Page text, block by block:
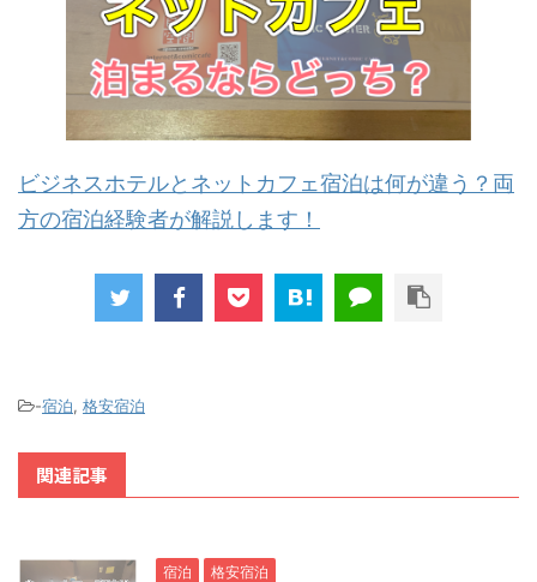
ビジネスホテルとネットカフェ宿泊は何が違う？両
方の宿泊経験者が解説します！
-宿泊, 格安宿泊
関連記事
宿泊 格安宿泊